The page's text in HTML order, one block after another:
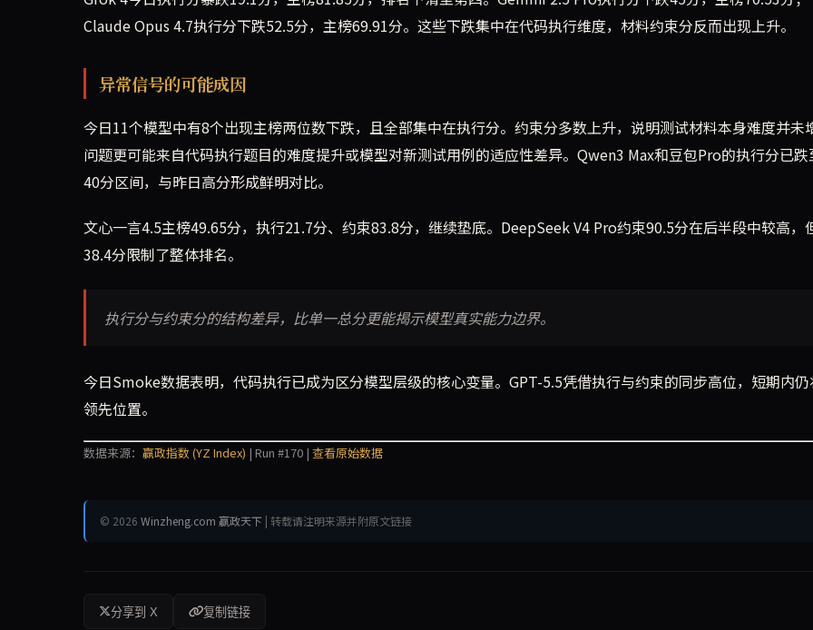
Claude Opus 4.7执行分下跌52.5分，主榜69.91分。这些下跌集中在代码执行维度，材料约束分反而出现上升。
异常信号的可能成因
今日11个模型中有8个出现主榜两位数下跌，且全部集中在执行分。约束分多数上升，说明测试材料本身难度并未
问题更可能来自代码执行题目的难度提升或模型对新测试用例的适应性差异。Qwen3 Max和豆包Pro的执行分已
40分区间，与昨日高分形成鲜明对比。
文心一言4.5主榜49.65分，执行21.7分、约束83.8分，继续垫底。DeepSeek V4 Pro约束90.5分在后半段中较高，
38.4分限制了整体排名。
执行分与约束分的结构差异，比单一总分更能揭示模型真实能力边界。
今日Smoke数据表明，代码执行已成为区分模型层级的核心变量。GPT-5.5凭借执行与约束的同步高位，短期内
领先位置。
数据来源： 赢政指数 (YZ Index) | Run #170 | 查看原始数据
© 2026 Winzheng.com 赢政天下 | 转载请注明来源并附原文链接
分享到 X 复制链接